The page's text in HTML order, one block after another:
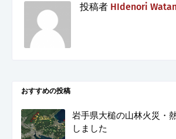
投稿者 HIdenori
おすすめの投稿
岩手県大槌の山林火災・
しました